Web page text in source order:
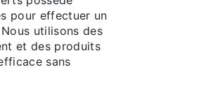
pour effectuer un
utilisons des
et des produits
sans